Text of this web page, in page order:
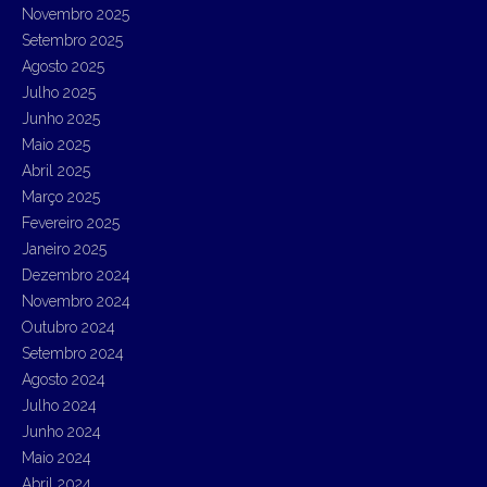
f
o
r
Novembro 2025
Setembro 2025
Agosto 2025
Julho 2025
Junho 2025
Maio 2025
Abril 2025
Março 2025
Fevereiro 2025
Janeiro 2025
Dezembro 2024
Novembro 2024
Outubro 2024
Setembro 2024
Agosto 2024
Julho 2024
Junho 2024
Maio 2024